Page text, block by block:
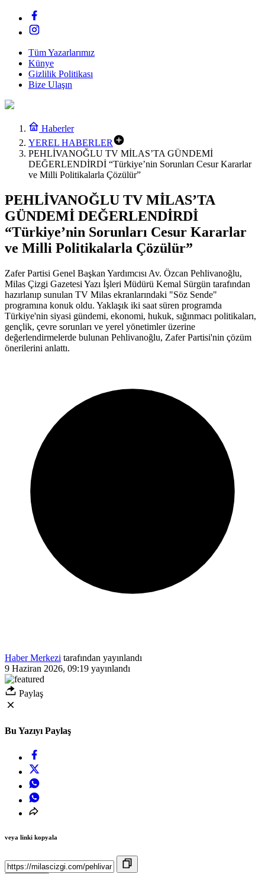
Tüm Yazarlarımız
Künye
Gizlilik Politikası
Bize Ulaşın
Haberler
YEREL HABERLER
PEHLİVANOĞLU TV MİLAS’TA GÜNDEMİ
DEĞERLENDİRDİ “Türkiye’nin Sorunları Cesur Kararlar
ve Milli Politikalarla Çözülür”
PEHLİVANOĞLU TV MİLAS’TA
GÜNDEMİ DEĞERLENDİRDİ
“Türkiye’nin Sorunları Cesur Kararlar
ve Milli Politikalarla Çözülür”
Zafer Partisi Genel Başkan Yardımcısı Av. Özcan Pehlivanoğlu,
Milas Çizgi Gazetesi Yazı İşleri Müdürü Kemal Sürgün tarafından
hazırlanıp sunulan TV Milas ekranlarındaki "Söz Sende"
programına konuk oldu. Yaklaşık iki saat süren programda
Türkiye'nin siyasi gündemi, ekonomi, hukuk, sığınmacı politikaları,
gençlik, çevre sorunları ve yerel yönetimler üzerine
değerlendirmelerde bulunan Pehlivanoğlu, Zafer Partisi'nin çözüm
önerilerini anlattı.
Haber Merkezi tarafından yayınlandı
9 Haziran 2026, 09:19 yayınlandı
Paylaş
Bu Yazıyı Paylaş
veya linki kopyala